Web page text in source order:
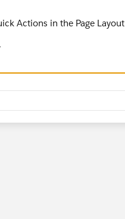
Actions in the Page Layout